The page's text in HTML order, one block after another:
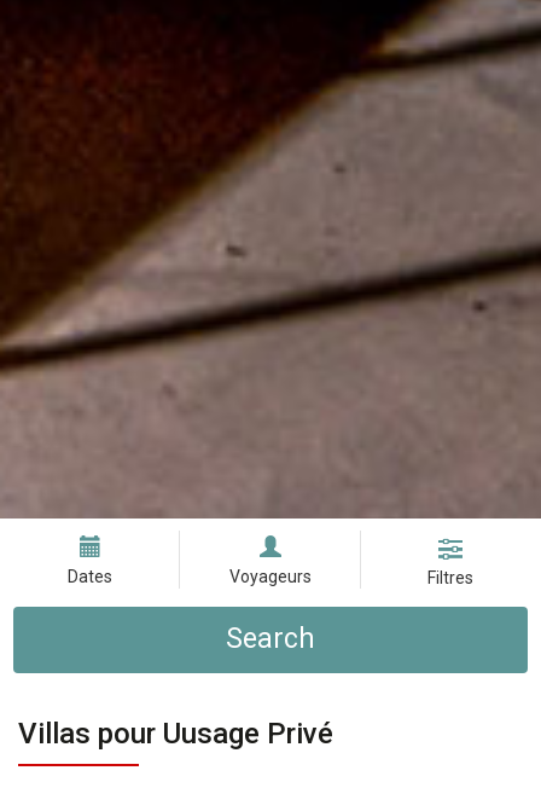
Dates Voyageurs Filtres
Search
Villas pour Uusage Privé